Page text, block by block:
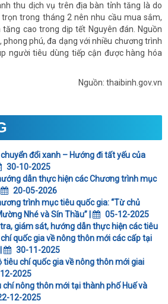
thu dịch vụ trên địa bàn tỉnh tăng là do
trong tháng 2 nên nhu cầu mua sắm,
cao trong dịp tết Nguyên đán. Nguồn
phong phú, đa dạng với nhiều chương trình
người tiêu dùng tiếp cận được hàng hóa
Nguồn: thaibinh.gov.vn
đổi xanh – Hướng đi tất yếu của
30-10-2025
dẫn thực hiện các Chương trình mục
20-05-2026
trình mục tiêu quốc gia: “Từ chủ
Nhé và Sín Thầu” |
05-12-2025
giám sát, hướng dẫn thực hiện các tiêu
quốc gia về nông thôn mới các cấp tại
30-11-2025
tiêu chí quốc gia về nông thôn mới giai
2025
nông thôn mới tại thành phố Huế và
12-2025